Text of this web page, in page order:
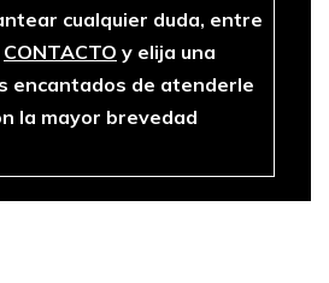
cualquier duda, entre
CONTACTO y elija una
encantados de atenderle
la mayor brevedad